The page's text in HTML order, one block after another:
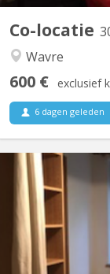
Co-locatie
Wavre
600 € exclusief
6 dagen geleden
Location du 1/
appartement
repas, salle de
rangement hall